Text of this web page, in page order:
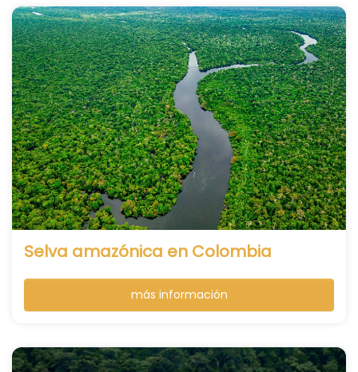
Selva amazónica en Colombia
más información